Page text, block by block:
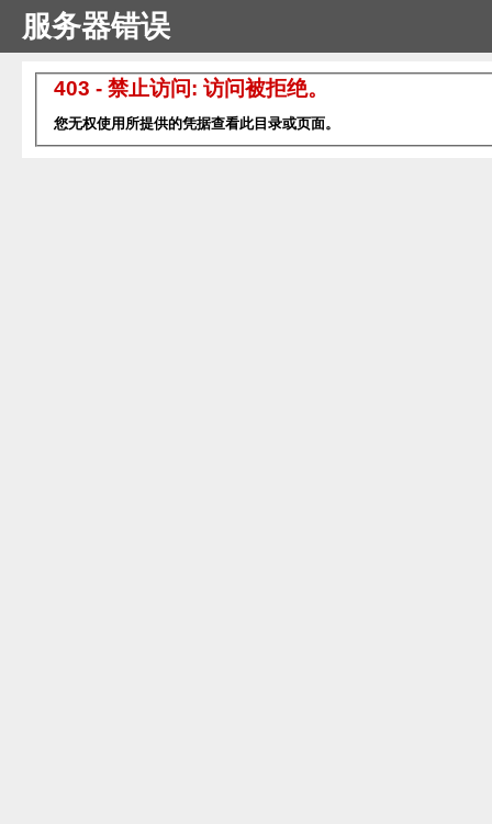
服务器错误
403 - 禁止访问: 访问被拒绝。
您无权使用所提供的凭据查看此目录或页面。